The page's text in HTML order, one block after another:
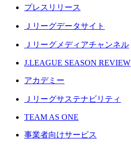
プレスリリース
Ｊリーグデータサイト
Ｊリーグメディアチャンネル
J.LEAGUE SEASON REVIEW
アカデミー
Ｊリーグサステナビリティ
TEAM AS ONE
事業者向けサービス